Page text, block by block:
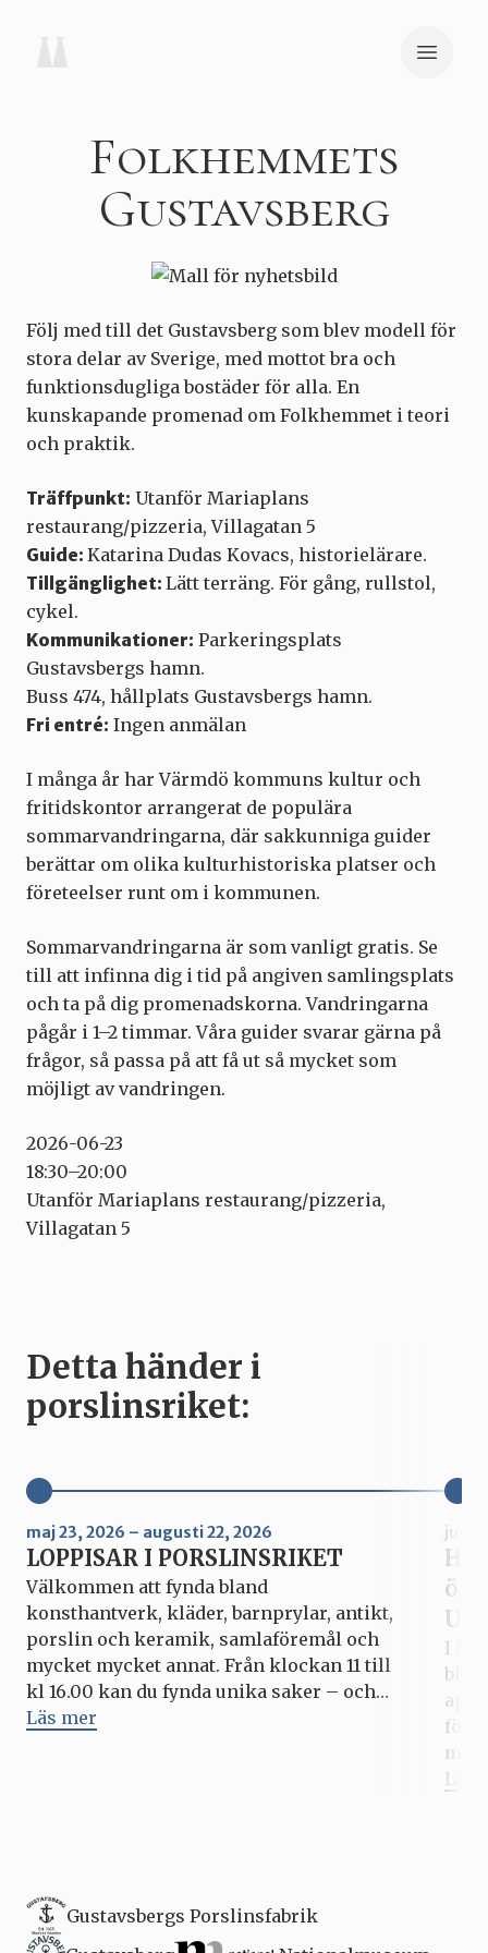
Folkhemmets
Gustavsberg
Följ med till det Gustavsberg som blev modell för
stora delar av Sverige, med mottot bra och
funktionsdugliga bostäder för alla. En
kunskapande promenad om Folkhemmet i teori
och praktik.
Träffpunkt: Utanför Mariaplans
restaurang/pizzeria, Villagatan 5
Guide: Katarina Dudas Kovacs, historielärare.
Tillgänglighet: Lätt terräng. För gång, rullstol,
cykel.
Kommunikationer: Parkeringsplats
Gustavsbergs hamn.
Buss 474, hållplats Gustavsbergs hamn.
Fri entré: Ingen anmälan
I många år har Värmdö kommuns kultur och
fritidskontor arrangerat de populära
sommarvandringarna, där sakkunniga guider
berättar om olika kulturhistoriska platser och
företeelser runt om i kommunen.
Sommarvandringarna är som vanligt gratis. Se
till att infinna dig i tid på angiven samlingsplats
och ta på dig promenadskorna. Vandringarna
pågår i 1–2 timmar. Våra guider svarar gärna på
frågor, så passa på att få ut så mycket som
möjligt av vandringen.
2026-06-23
18:30–20:00
Utanför Mariaplans restaurang/pizzeria,
Villagatan 5
Detta händer i
porslinsriket:
maj 23, 2026 – augusti 22, 2026
LOPPISAR I PORSLINSRIKET
Välkommen att fynda bland
konsthantverk, kläder, barnprylar, antikt,
porslin och keramik, samlaföremål och
mycket mycket annat. Från klockan 11 till
kl 16.00 kan du fynda unika saker – och
kanske göra ett bra klipp? Hela
Läs mer
juni
I
Läs
Gustavsbergs Porslinsfabrik